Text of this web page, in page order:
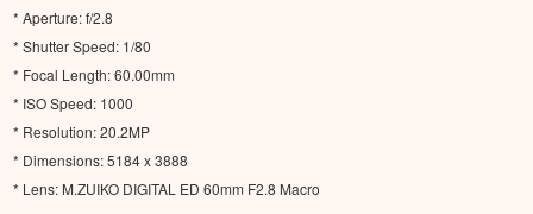
* Aperture: f/2.8
* Shutter Speed: 1/80
* Focal Length: 60.00mm
* ISO Speed: 1000
* Resolution: 20.2MP
* Dimensions: 5184 x 3888
* Lens: M.ZUIKO DIGITAL ED 60mm F2.8 Macro